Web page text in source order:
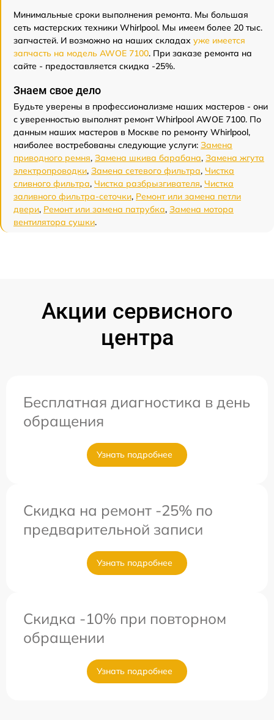
Минимальные сроки выполнения ремонта. Мы большая
сеть мастерских техники Whirlpool. Мы имеем более 20 тыс.
запчастей. И возможно на наших складах уже имеется
запчасть на модель AWOE 7100. При заказе ремонта на
сайте - предоставляется скидка -25%.
Знаем свое дело
Будьте уверены в профессионализме наших мастеров - они
с уверенностью выполнят ремонт Whirlpool AWOE 7100. По
данным наших мастеров в Москве по ремонту Whirlpool,
наиболее востребованы следующие услуги: Замена
приводного ремня, Замена шкива барабана, Замена жгута
электропроводки, Замена сетевого фильтра, Чистка
сливного фильтра, Чистка разбрызгивателя, Чистка
заливного фильтра-сеточки, Ремонт или замена петли
двери, Ремонт или замена патрубка, Замена мотора
вентилятора сушки.
Акции сервисного
центра
Бесплатная диагностика в день
обращения
Узнать подробнее
Скидка на ремонт -25% по
предварительной записи
Узнать подробнее
Скидка -10% при повторном
обращении
Узнать подробнее